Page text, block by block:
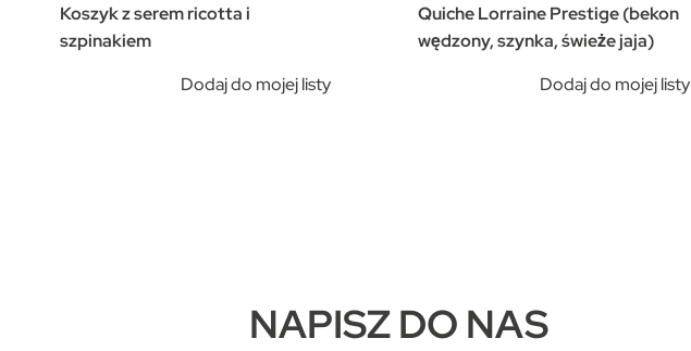
Koszyk z serem ricotta i
szpinakiem
Dodaj do mojej listy
Quiche Lorraine Prestige (bekon
wędzony, szynka, świeże jaja)
Dodaj do mojej listy
NAPISZ DO NAS